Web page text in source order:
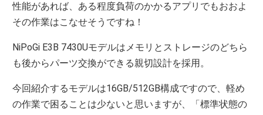
性能があれば、ある程度負荷のかかるアプリでもおおよ
その作業はこなせそうですね！
NiPoGi E3B 7430Uモデルはメモリとストレージのどちら
も後からパーツ交換ができる親切設計を採用。
今回紹介するモデルは16GB/512GB構成ですので、軽め
の作業で困ることは少ないと思いますが、「標準状態の